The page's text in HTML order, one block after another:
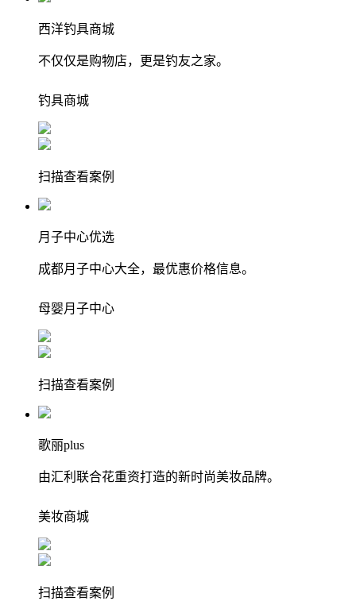
西洋钓具商城
不仅仅是购物店，更是钓友之家。
钓具商城
扫描查看案例
月子中心优选
成都月子中心大全，最优惠价格信息。
母婴月子中心
扫描查看案例
歌丽plus
由汇利联合花重资打造的新时尚美妆品牌。
美妆商城
扫描查看案例